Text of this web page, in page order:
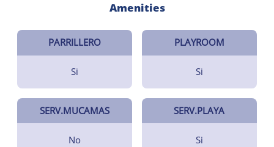
Amenities
PARRILLERO
Si
PLAYROOM
Si
SERV.MUCAMAS
No
SERV.PLAYA
Si